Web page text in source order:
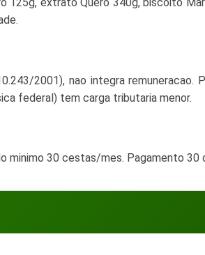
2001), nao integra remuneracao.
federal) tem carga tributaria menor.
minimo 30 cestas/mes. Pagamento 30